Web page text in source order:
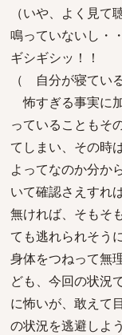
（いや、よく見
鳴っていないし・
ギシギシッ！！
（ 自分が寝てい
怖すぎる事実に
っていることもそ
てしまい、その時
よってなのか分か
いて確認さえすれ
無ければ、そもそ
ても逃れられそう
身体をつねって無
ども、今回の状況
に怖いが、敢えて
の状況を逃避しよ